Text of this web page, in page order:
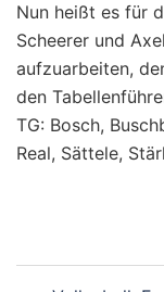
Nun heißt es für
Scheerer und
aufzuarbeiten,
den
TG: Bosch,
Real, Sättele,